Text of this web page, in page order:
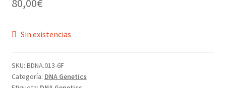
80,00€
Sin existencias
SKU: BDNA.013-6F
Categoría: DNA Genetics